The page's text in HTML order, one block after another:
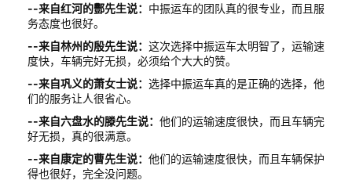
--来自红河的酆先生说： 中振运车的团队真的很专业，而且服
务态度也很好。
--来自林州的殷先生说： 这次选择中振运车太明智了，运输速
度快，车辆完好无损，必须给个大大的赞。
--来自巩义的萧女士说： 选择中振运车真的是正确的选择，他
们的服务让人很省心。
--来自六盘水的滕先生说： 他们的运输速度很快，而且车辆完
好无损，真的很满意。
--来自康定的曹先生说： 他们的运输速度很快，而且车辆保护
得也很好，完全没问题。